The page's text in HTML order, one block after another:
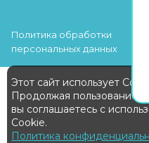
Политика обработки
персональных данных
Этот сайт использует
Продолжая пользование
вы соглашаетесь с
Cookie.
Политика